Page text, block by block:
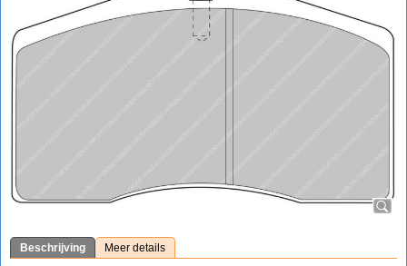
Beschrijving Meer details